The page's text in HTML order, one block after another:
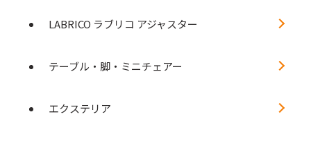
LABRICO ラブリコ アジャスター
テーブル・脚・ミニチェアー
エクステリア